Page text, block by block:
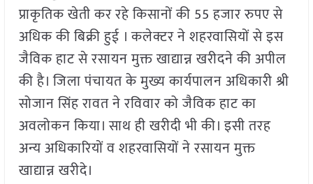
प्राकृतिक खेती कर रहे किसानों की 55 हजार रुपए से
अधिक की बिक्री हुई । कलेक्टर ने शहरवासियों से इस
जैविक हाट से रसायन मुक्त खाद्यान्न खरीदने की अपील
की है। जिला पंचायत के मुख्य कार्यपालन अधिकारी श्री
सोजान सिंह रावत ने रविवार को जैविक हाट का
अवलोकन किया। साथ ही खरीदी भी की। इसी तरह
अन्य अधिकारियों व शहरवासियों ने रसायन मुक्त
खाद्यान्न खरीदे।